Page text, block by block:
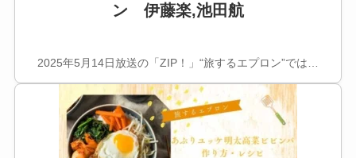
ン 伊藤楽,池田航
2025年5月14日放送の「ZIP！」“旅するエプロン”では…